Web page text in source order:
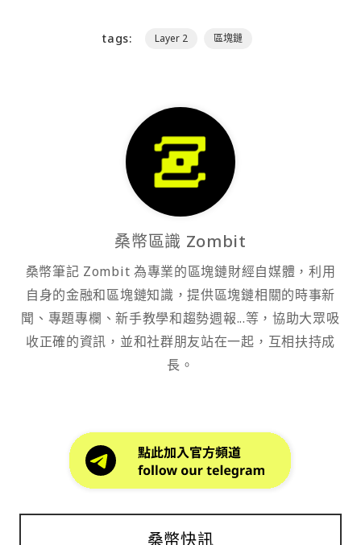
tags: Layer 2 區塊鏈
桑幣區識 Zombit
桑幣筆記 Zombit 為專業的區塊鏈財經自媒體，利用
自身的金融和區塊鏈知識，提供區塊鏈相關的時事新
聞、專題專欄、新手教學和趨勢週報...等，協助大眾吸
收正確的資訊，並和社群朋友站在一起，互相扶持成
長。
桑幣快訊